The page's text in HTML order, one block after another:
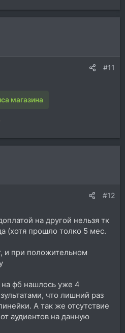
#11
магазина
#12
на другой нельзя тк
(хотя прошло толко 5 мес.
и при положительном
фб нашлось уже 4
что лишний раз
А так же отсутствие
аудиентов на данную